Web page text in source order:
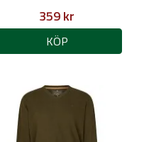
359 kr
KÖP